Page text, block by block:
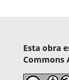
Esta obra
Commons